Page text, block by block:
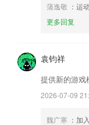
蒲逸敬 ：运
更多回复
袁钧祥
提供新的游戏
2026-07-09
魏广寒 ：加